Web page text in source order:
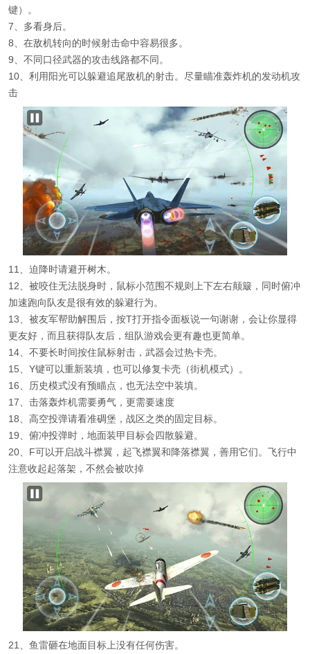
键）。
7、多看身后。
8、在敌机转向的时候射击命中容易很多。
9、不同口径武器的攻击线路都不同。
10、利用阳光可以躲避追尾敌机的射击。尽量瞄准轰炸机的发动机攻
击
11、迫降时请避开树木。
12、被咬住无法脱身时，鼠标小范围不规则上下左右颠簸，同时俯冲
加速跑向队友是很有效的躲避行为。
13、被友军帮助解围后，按T打开指令面板说一句谢谢，会让你显得
更友好，而且获得队友后，组队游戏会更有趣也更简单。
14、不要长时间按住鼠标射击，武器会过热卡壳。
15、Y键可以重新装填，也可以修复卡壳（街机模式）。
16、历史模式没有预瞄点，也无法空中装填。
17、击落轰炸机需要勇气，更需要速度
18、高空投弹请看准碉堡，战区之类的固定目标。
19、俯冲投弹时，地面装甲目标会四散躲避。
20、F可以开启战斗襟翼，起飞襟翼和降落襟翼，善用它们。飞行中
注意收起起落架，不然会被吹掉
21、鱼雷砸在地面目标上没有任何伤害。